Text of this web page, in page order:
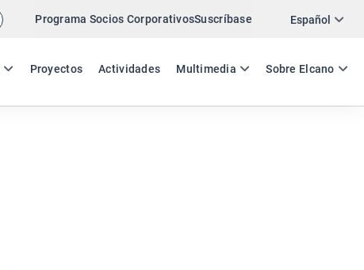
Programa Socios CorporativosSuscríbase Español
ES EN
Proyectos Actividades Multimedia Sobre Elcano